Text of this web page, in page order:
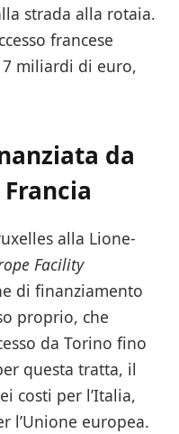
strada alla rotaia.
francese
miliardi di euro,
da
alla Lione-
Facility
di finanziamento
proprio, che
da Torino fino
questa tratta, il
costi per l’Italia,
l’Unione europea.